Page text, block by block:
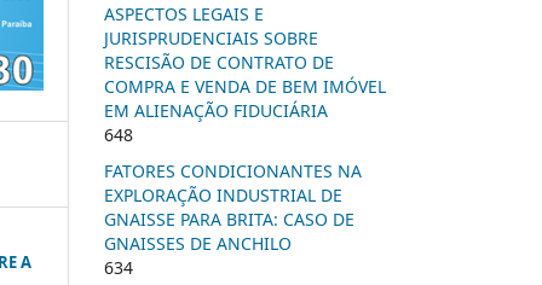
A
ASPECTOS LEGAIS E
JURISPRUDENCIAIS SOBRE
RESCISÃO DE CONTRATO DE
COMPRA E VENDA DE BEM IMÓVEL
EM ALIENAÇÃO FIDUCIÁRIA
648
FATORES CONDICIONANTES NA
EXPLORAÇÃO INDUSTRIAL DE
GNAISSE PARA BRITA: CASO DE
GNAISSES DE ANCHILO
634